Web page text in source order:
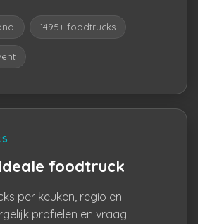
1495+ foodtrucks
foodtruck
per keuken, regio en
profielen en vraag